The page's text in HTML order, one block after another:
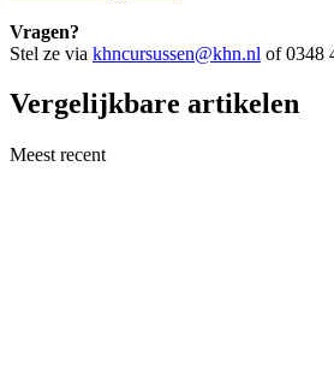
Vragen?
Stel ze via khncursussen@khn.nl of 0348
Vergelijkbare artikelen
Meest recent